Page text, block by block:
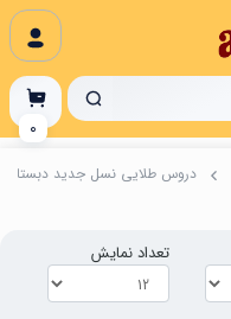
دروس طلایی نسل جدید دبستان
تعداد نمایش
0